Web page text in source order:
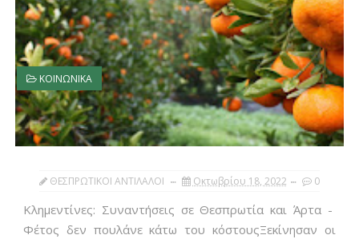
ΚΟΙΝΩΝΙΚΑ
ΘΕΣΠΡΩΤΙΚΟΙ ΑΝΤΙΛΑΛΟΙ Οκτωβρίου 18, 2022 0
Κλημεντίνες: Συναντήσεις σε Θεσπρωτία και Άρτα -
Φέτος δεν πουλάνε κάτω του κόστουςΞεκίνησαν οι